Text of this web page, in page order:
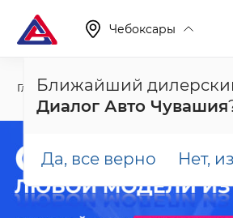
Чебоксары
Ближайший
Диалог Авто Чувашия
Да, все верно Нет,
Главная Каталог Новые